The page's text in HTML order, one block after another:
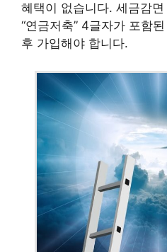
혜택이 없습니다. 세금감
“연금저축” 4글자가 포함
후 가입해야 합니다.